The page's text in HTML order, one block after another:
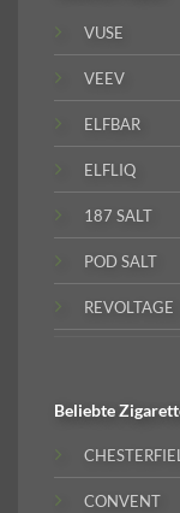
VUSE
VEEV
ELFBAR
ELFLIQ
187 SALT
POD SALT
REVOLTAGE
Beliebte
CONVENT